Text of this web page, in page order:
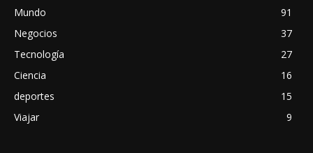
Mundo
91
Negocios
37
Tecnología
27
Ciencia
16
deportes
15
Viajar
9